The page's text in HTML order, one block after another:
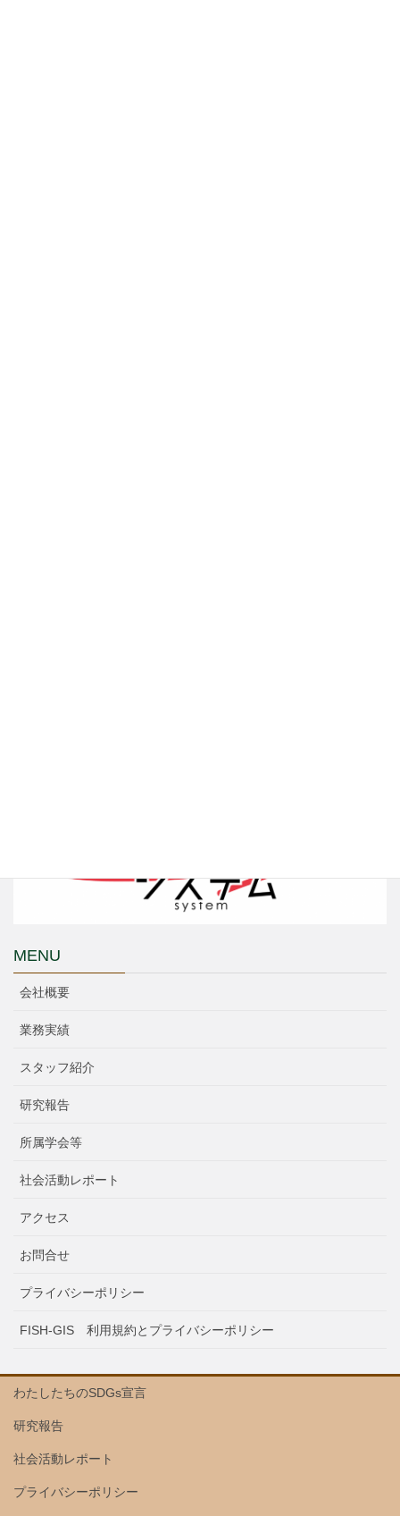
MENU
会社概要
業務実績
スタッフ紹介
研究報告
所属学会等
社会活動レポート
アクセス
お問合せ
プライバシーポリシー
FISH-GIS 利用規約とプライバシーポリシー
わたしたちのSDGs宣言
研究報告
社会活動レポート
プライバシーポリシー